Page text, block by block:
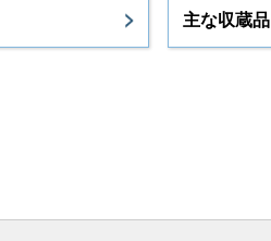
主な収蔵品